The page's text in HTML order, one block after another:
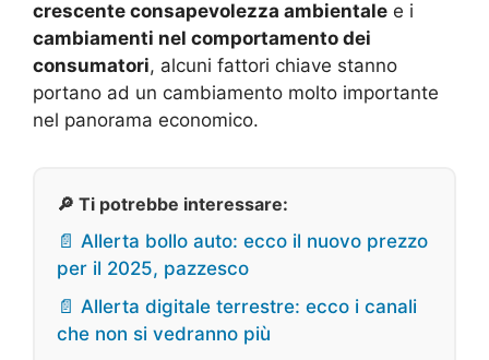
crescente consapevolezza ambientale e i
cambiamenti nel comportamento dei
consumatori, alcuni fattori chiave stanno
portano ad un cambiamento molto importante
nel panorama economico.
🔎 Ti potrebbe interessare:
📄 Allerta bollo auto: ecco il nuovo prezzo
per il 2025, pazzesco
📄 Allerta digitale terrestre: ecco i canali
che non si vedranno più